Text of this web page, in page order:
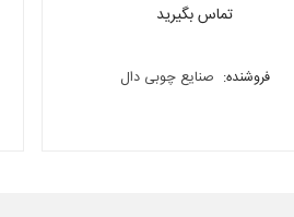
تماس بگیرید
فروشنده: صنایع چوبی دال